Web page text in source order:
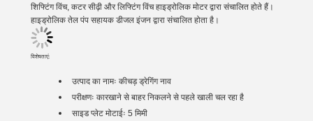
शिफ्टिंग विंच, कटर सीढ़ी और लिफ्टिंग विंच हाइड्रोलिक मोटर द्वारा संचालित होते हैं।
हाइड्रोलिक तेल पंप सहायक डीजल इंजन द्वारा संचालित होता है।
विशेषताएं:
उत्पाद का नामः कीचड़ ड्रेगिंग नाव
परीक्षणः कारखाने से बाहर निकलने से पहले खाली चल रहा है
साइड प्लेट मोटाईः 5 मिमी